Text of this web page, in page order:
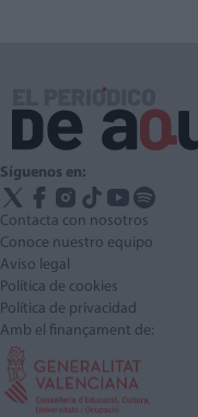
Síguenos en:
Contacta con nosotros
Conoce nuestro equipo
Aviso legal
Política de cookies
Política de privacidad
Amb el finançament de: